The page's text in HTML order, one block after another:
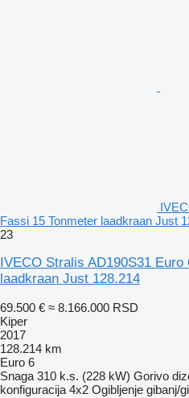
Fassi 15 Tonmeter laadkraan Just
23
IVECO Stralis AD190S31 Euro
laadkraan Just 128.214
69.500 € ≈ 8.166.000 RSD
Kiper
2017
128.214 km
Euro 6
Snaga 310 k.s. (228 kW) Gorivo
konfiguracija 4x2 Ogibljenje gibanj/